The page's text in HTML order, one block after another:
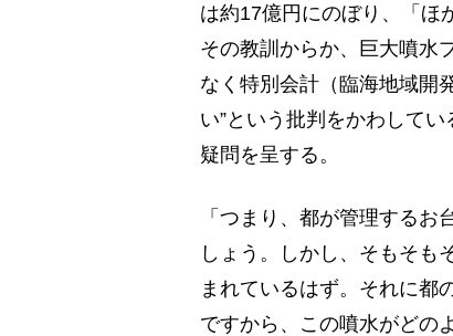
は約17億円にのぼり、「ほ
その教訓からか、巨大噴水
なく特別会計（臨海地域開
い”という批判をかわして
疑問を呈する。
「つまり、都が管理する
しょう。しかし、そもそも
まれているはず。それに都
ですから、この噴水がどの